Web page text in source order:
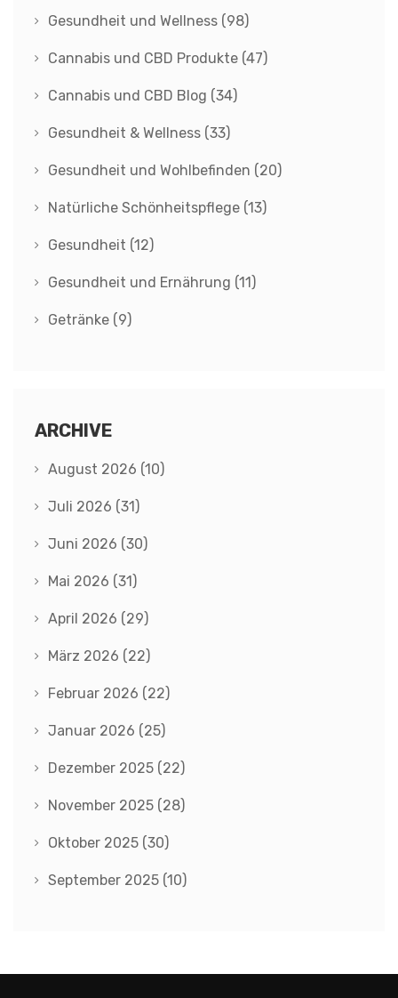
Gesundheit und Wellness (98)
Cannabis und CBD Produkte (47)
Cannabis und CBD Blog (34)
Gesundheit & Wellness (33)
Gesundheit und Wohlbefinden (20)
Natürliche Schönheitspflege (13)
Gesundheit (12)
Gesundheit und Ernährung (11)
Getränke (9)
ARCHIVE
August 2026 (10)
Juli 2026 (31)
Juni 2026 (30)
Mai 2026 (31)
April 2026 (29)
März 2026 (22)
Februar 2026 (22)
Januar 2026 (25)
Dezember 2025 (22)
November 2025 (28)
Oktober 2025 (30)
September 2025 (10)